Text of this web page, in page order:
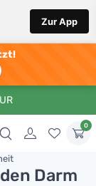
Zur App
0
Darm